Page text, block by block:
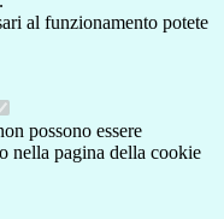
al funzionamento potete
possono essere
nella pagina della cookie